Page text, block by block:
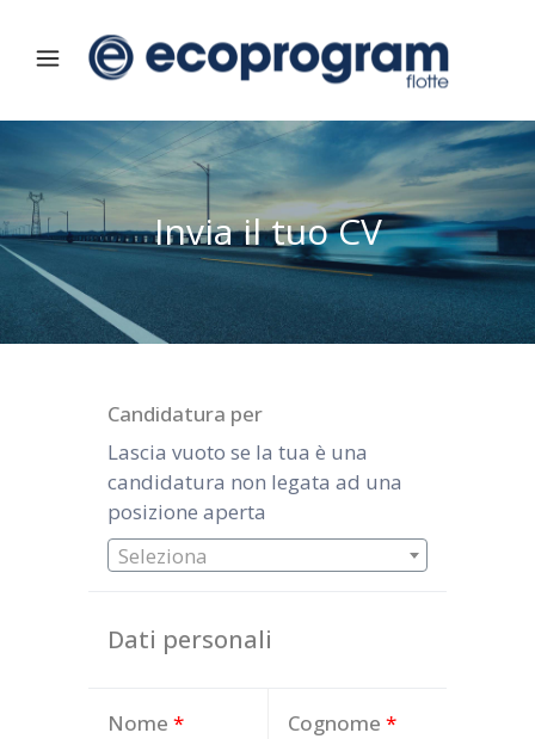
Invia il tuo CV
Candidatura per
Lascia vuoto se la tua è una
candidatura non legata ad una
posizione aperta
Seleziona
Dati personali
Nome * Cognome *